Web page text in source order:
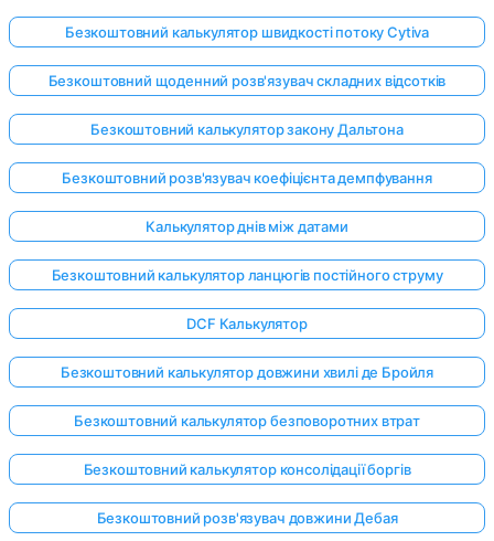
Увійдіть
тут!
Безкоштовний калькулятор швидкості потоку Cytiva
Безкоштовний щоденний розв'язувач складних відсотків
Безкоштовний калькулятор закону Дальтона
Безкоштовний розв'язувач коефіцієнта демпфування
Калькулятор днів між датами
Безкоштовний калькулятор ланцюгів постійного струму
DCF Калькулятор
Безкоштовний калькулятор довжини хвилі де Бройля
Безкоштовний калькулятор безповоротних втрат
Безкоштовний калькулятор консолідації боргів
Безкоштовний розв'язувач довжини Дебая